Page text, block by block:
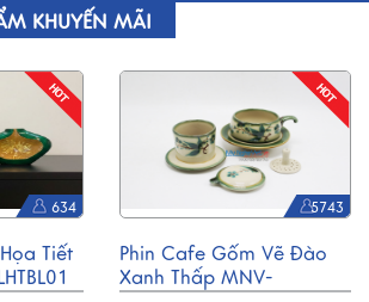
KHUYẾN MÃI
634
Tiết
5743
Phin Cafe Gốm Vẽ Đào
Xanh Thấp MNV-